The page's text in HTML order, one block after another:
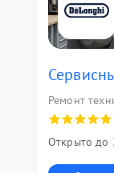
Ремонт
Открыто до